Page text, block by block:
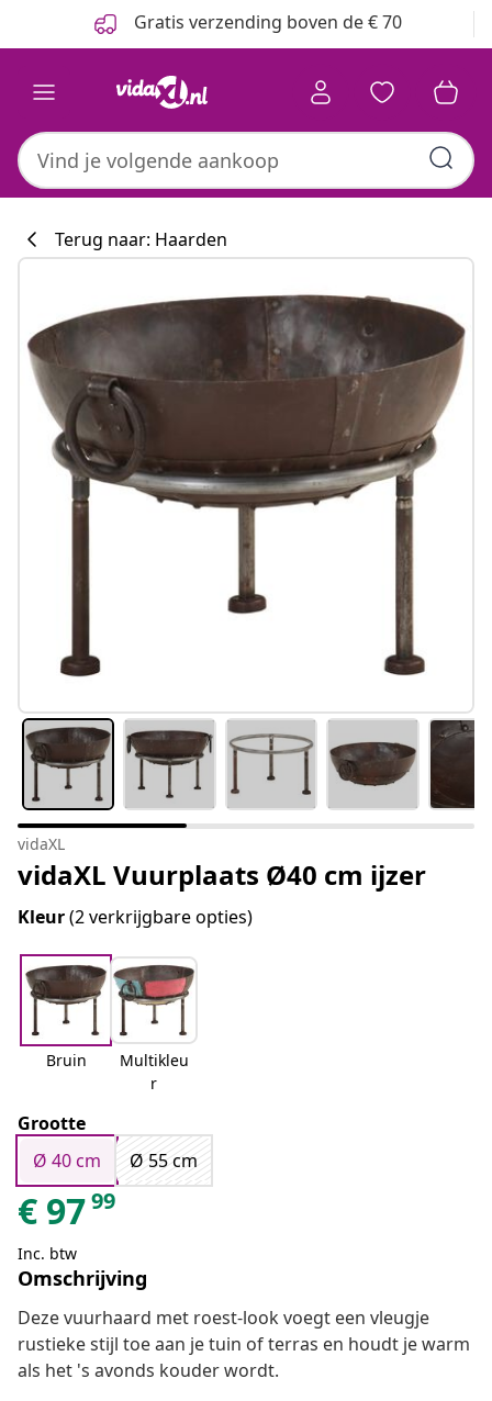
Gratis verzending boven de € 70
Terug naar: Haarden
vidaXL
vidaXL Vuurplaats Ø40 cm ijzer
Kleur(2 verkrijgbare opties)
Bruin
Multikleu
r
Grootte
Ø 40 cm
Ø 55 cm
€ 9799
Inc. btw
Omschrijving
Deze vuurhaard met roest-look voegt een vleugje
rustieke stijl toe aan je tuin of terras en houdt je warm
als het 's avonds kouder wordt.